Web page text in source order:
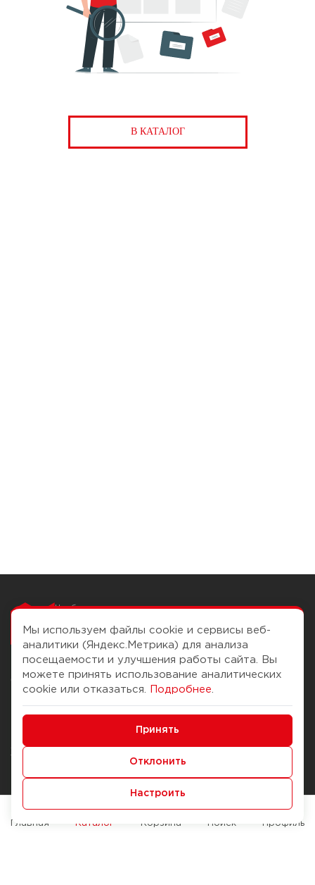
В КАТАЛОГ
Чтобы вам легко
О компании
История Компании
Журнал
Наши марки
Брендирование
Помощь
Доставка и оплата
Способы оплаты
Служба контроля качества
Мы используем файлы cookie и сервисы веб-
аналитики (Яндекс.Метрика) для анализа
посещаемости и улучшения работы сайта. Вы
можете принять использование аналитических
cookie или отказаться.
Подробнее
Принять
Отклонить
Настроить
Главная Каталог Корзина Поиск Профиль